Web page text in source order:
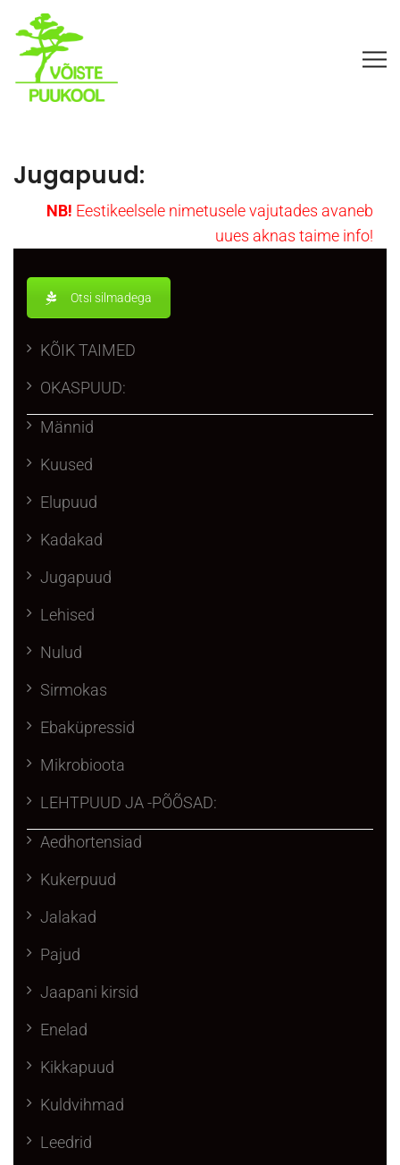
Jugapuud:
NB! Eestikeelsele nimetusele vajutades avaneb
uues aknas taime info!
Otsi silmadega
KÕIK TAIMED
OKASPUUD:
Männid
Kuused
Elupuud
Kadakad
Jugapuud
Lehised
Nulud
Sirmokas
Ebaküpressid
Mikrobioota
LEHTPUUD JA -PÕÕSAD:
Aedhortensiad
Kukerpuud
Jalakad
Pajud
Jaapani kirsid
Enelad
Kikkapuud
Kuldvihmad
Leedrid